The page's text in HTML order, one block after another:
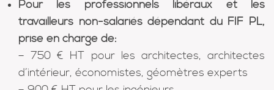
Pour les professionnels libéraux et les
travailleurs non-salariés dépendant du FIF PL,
prise en charge de:
– 750 € HT pour les architectes, architectes
d’intérieur, économistes, géomètres experts